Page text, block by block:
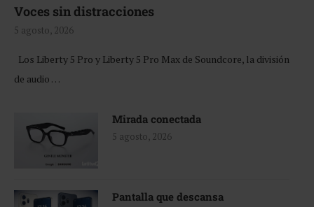
Voces sin distracciones
5 agosto, 2026
Los Liberty 5 Pro y Liberty 5 Pro Max de Soundcore, la división
de audio …
Mirada conectada
5 agosto, 2026
Pantalla que descansa